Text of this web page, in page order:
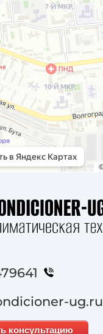
ug.ru
консультацию